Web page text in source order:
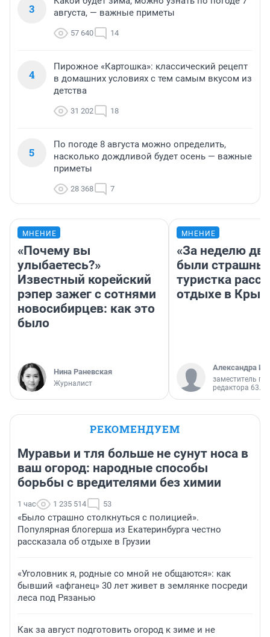
3
августа, — важные приметы
57 640 14
4
Пирожное «Картошка»: классический рецепт
в домашних условиях с тем самым вкусом из
детства
31 202 18
5
По погоде 8 августа можно определить,
насколько дождливой будет осень — важные
приметы
28 368 7
МНЕНИЕ
«Почему вы
улыбаетесь?»
Известный корейский
рэпер зажег с сотнями
новосибирцев: как это
было
Нина Раневская
Журналист
МНЕНИЕ
«За неделю
были
туристка
отдыхе в
Александра
заместитель
редактора 63.RU
РЕКОМЕНДУЕМ
Муравьи и тля больше не сунут носа в
ваш огород: народные способы
борьбы с вредителями без химии
1 час 1 235 514 53
«Было страшно столкнуться с полицией».
Популярная блогерша из Екатеринбурга честно
рассказала об отдыхе в Грузии
«Уголовник я, родные со мной не общаются»: как
бывший «афганец» 30 лет живет в землянке посреди
леса под Рязанью
Как за август подготовить огород к зиме и не